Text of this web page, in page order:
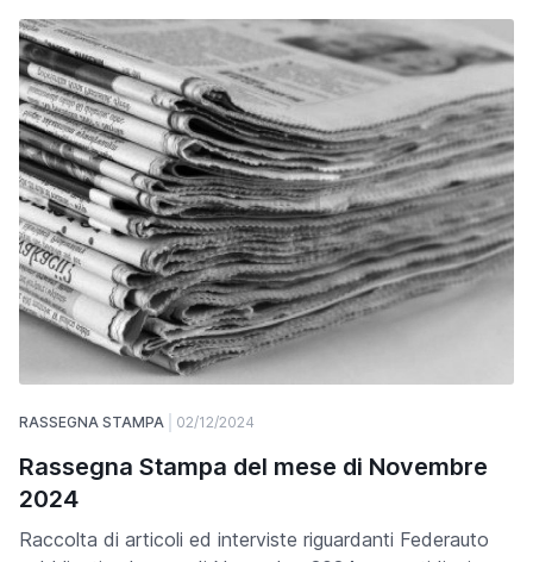
RASSEGNA STAMPA 02/12/2024
Rassegna Stampa del mese di Novembre
2024
Raccolta di articoli ed interviste riguardanti Federauto